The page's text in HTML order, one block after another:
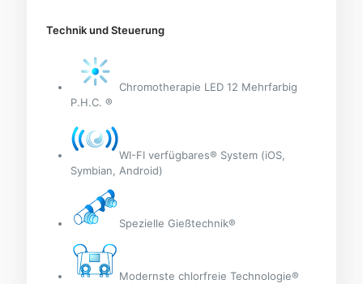
Technik und Steuerung
Chromotherapie LED 12 Mehrfarbig
P.H.C. ®
WI-FI verfügbares® System (iOS,
Symbian, Android)
Spezielle Gießtechnik®
Modernste chlorfreie Technologie®